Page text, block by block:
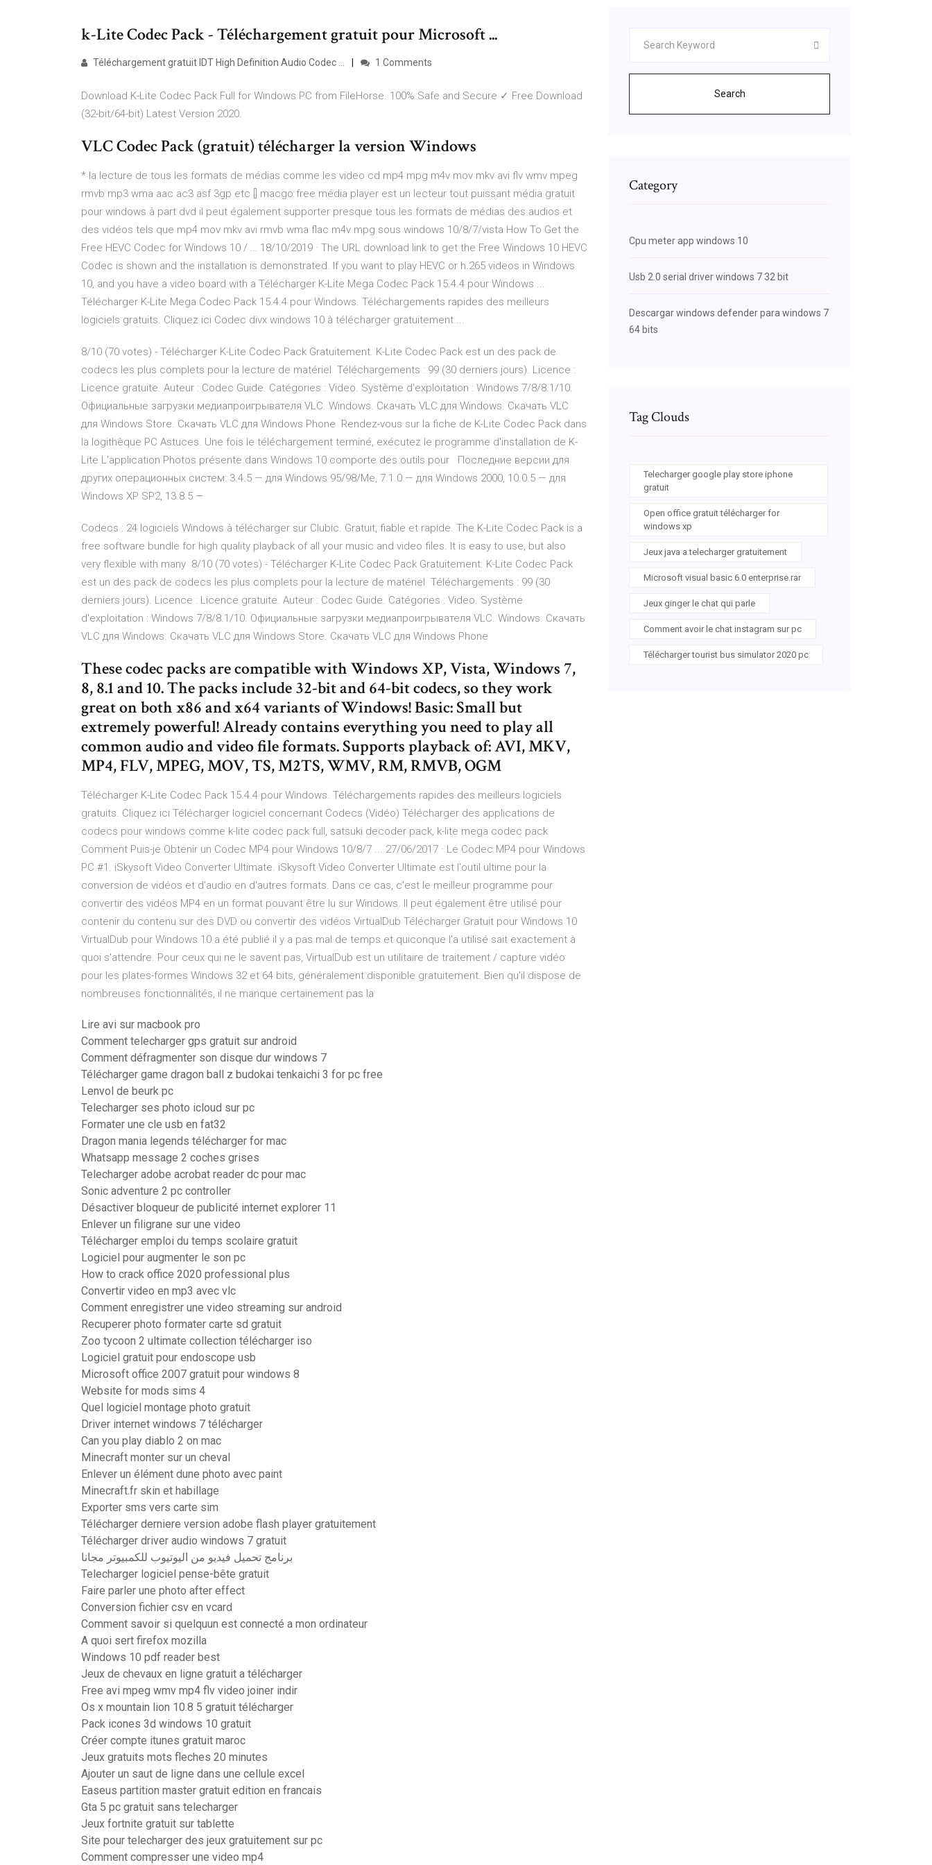
k-Lite Codec Pack - Téléchargement gratuit pour Microsoft ...
Téléchargement gratuit IDT High Definition Audio Codec ... 1 Comments
Download K-Lite Codec Pack Full for Windows PC from FileHorse. 100% Safe and Secure ✓ Free Download
(32-bit/64-bit) Latest Version 2020.
VLC Codec Pack (gratuit) télécharger la version Windows
* la lecture de tous les formats de médias comme les video cd mp4 mpg m4v mov mkv avi flv wmv mpeg
rmvb mp3 wma aac ac3 asf 3gp etc [] macgo free média player est un lecteur tout puissant média gratuit
pour windows à part dvd il peut également supporter presque tous les formats de médias des audios et
des vidéos tels que mp4 mov mkv avi rmvb wma flac m4v mpg sous windows 10/8/7/vista How To Get the
Free HEVC Codec for Windows 10 / … 18/10/2019 · The URL download link to get the Free Windows 10 HEVC
Codec is shown and the installation is demonstrated. If you want to play HEVC or h.265 videos in Windows
10, and you have a video board with a Télécharger K-Lite Mega Codec Pack 15.4.4 pour Windows ...
Télécharger K-Lite Mega Codec Pack 15.4.4 pour Windows. Téléchargements rapides des meilleurs
logiciels gratuits. Cliquez ici Codec divx windows 10 à télécharger gratuitement ...
8/10 (70 votes) - Télécharger K-Lite Codec Pack Gratuitement. K-Lite Codec Pack est un des pack de
codecs les plus complets pour la lecture de matériel Téléchargements : 99 (30 derniers jours). Licence :
Licence gratuite. Auteur : Codec Guide. Catégories : Video. Système d'exploitation : Windows 7/8/8.1/10.
Официальные загрузки медиапроигрывателя VLC. Windows. Скачать VLC для Windows. Скачать VLC
для Windows Store. Скачать VLC для Windows Phone Rendez-vous sur la fiche de K-Lite Codec Pack dans
la logithèque PC Astuces. Une fois le téléchargement terminé, exécutez le programme d'installation de K-
Lite L'application Photos présente dans Windows 10 comporte des outils pour Последние версии для
других операционных систем: 3.4.5 — для Windows 95/98/Me, 7.1.0 — для Windows 2000, 10.0.5 — для
Windows XP SP2, 13.8.5 —
Codecs : 24 logiciels Windows à télécharger sur Clubic. Gratuit, fiable et rapide. The K-Lite Codec Pack is a
free software bundle for high quality playback of all your music and video files. It is easy to use, but also
very flexible with many 8/10 (70 votes) - Télécharger K-Lite Codec Pack Gratuitement. K-Lite Codec Pack
est un des pack de codecs les plus complets pour la lecture de matériel Téléchargements : 99 (30
derniers jours). Licence : Licence gratuite. Auteur : Codec Guide. Catégories : Video. Système
d'exploitation : Windows 7/8/8.1/10. Официальные загрузки медиапроигрывателя VLC. Windows. Скачать
VLC для Windows. Скачать VLC для Windows Store. Скачать VLC для Windows Phone
These codec packs are compatible with Windows XP, Vista, Windows 7,
8, 8.1 and 10. The packs include 32-bit and 64-bit codecs, so they work
great on both x86 and x64 variants of Windows! Basic: Small but
extremely powerful! Already contains everything you need to play all
common audio and video file formats. Supports playback of: AVI, MKV,
MP4, FLV, MPEG, MOV, TS, M2TS, WMV, RM, RMVB, OGM
Télécharger K-Lite Codec Pack 15.4.4 pour Windows. Téléchargements rapides des meilleurs logiciels
gratuits. Cliquez ici Télécharger logiciel concernant Codecs (Vidéo) Télécharger des applications de
codecs pour windows comme k-lite codec pack full, satsuki decoder pack, k-lite mega codec pack
Comment Puis-je Obtenir un Codec MP4 pour Windows 10/8/7 ... 27/06/2017 · Le Codec MP4 pour Windows
PC #1. iSkysoft Video Converter Ultimate. iSkysoft Video Converter Ultimate est l'outil ultime pour la
conversion de vidéos et d'audio en d'autres formats. Dans ce cas, c'est le meilleur programme pour
convertir des vidéos MP4 en un format pouvant être lu sur Windows. Il peut également être utilisé pour
contenir du contenu sur des DVD ou convertir des vidéos VirtualDub Télécharger Gratuit pour Windows 10
VirtualDub pour Windows 10 a été publié il y a pas mal de temps et quiconque l'a utilisé sait exactement à
quoi s'attendre. Pour ceux qui ne le savent pas, VirtualDub est un utilitaire de traitement / capture vidéo
pour les plates-formes Windows 32 et 64 bits, généralement disponible gratuitement. Bien qu'il dispose de
nombreuses fonctionnalités, il ne manque certainement pas la
Lire avi sur macbook pro
Comment telecharger gps gratuit sur android
Comment défragmenter son disque dur windows 7
Télécharger game dragon ball z budokai tenkaichi 3 for pc free
Lenvol de beurk pc
Telecharger ses photo icloud sur pc
Formater une cle usb en fat32
Dragon mania legends télécharger for mac
Whatsapp message 2 coches grises
Telecharger adobe acrobat reader dc pour mac
Sonic adventure 2 pc controller
Désactiver bloqueur de publicité internet explorer 11
Enlever un filigrane sur une video
Télécharger emploi du temps scolaire gratuit
Logiciel pour augmenter le son pc
How to crack office 2020 professional plus
Convertir video en mp3 avec vlc
Comment enregistrer une video streaming sur android
Recuperer photo formater carte sd gratuit
Zoo tycoon 2 ultimate collection télécharger iso
Logiciel gratuit pour endoscope usb
Microsoft office 2007 gratuit pour windows 8
Website for mods sims 4
Quel logiciel montage photo gratuit
Driver internet windows 7 télécharger
Can you play diablo 2 on mac
Minecraft monter sur un cheval
Enlever un élément dune photo avec paint
Minecraft.fr skin et habillage
Exporter sms vers carte sim
Télécharger derniere version adobe flash player gratuitement
Télécharger driver audio windows 7 gratuit
برنامج تحميل فيديو من اليوتيوب للكمبيوتر مجانا
Telecharger logiciel pense-bête gratuit
Faire parler une photo after effect
Conversion fichier csv en vcard
Comment savoir si quelquun est connecté a mon ordinateur
A quoi sert firefox mozilla
Windows 10 pdf reader best
Jeux de chevaux en ligne gratuit a télécharger
Free avi mpeg wmv mp4 flv video joiner indir
Os x mountain lion 10.8 5 gratuit télécharger
Pack icones 3d windows 10 gratuit
Créer compte itunes gratuit maroc
Jeux gratuits mots fleches 20 minutes
Ajouter un saut de ligne dans une cellule excel
Easeus partition master gratuit edition en francais
Gta 5 pc gratuit sans telecharger
Jeux fortnite gratuit sur tablette
Site pour telecharger des jeux gratuitement sur pc
Comment compresser une video mp4
Search
Category
Cpu meter app windows 10
Usb 2.0 serial driver windows 7 32 bit
Descargar windows defender para windows 7
64 bits
Tag Clouds
Telecharger google play store iphone
gratuit
Open office gratuit télécharger for
windows xp
Jeux java a telecharger gratuitement
Microsoft visual basic 6.0 enterprise.rar
Jeux ginger le chat qui parle
Comment avoir le chat instagram sur pc
Télécharger tourist bus simulator 2020 pc